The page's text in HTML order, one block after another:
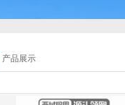
产品展示